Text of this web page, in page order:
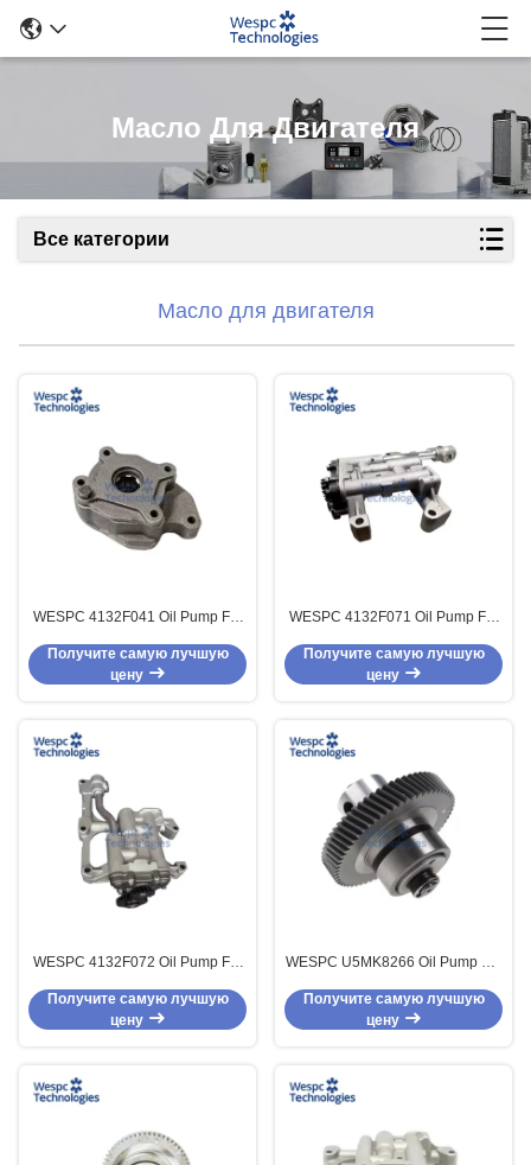
Масло Для Двигателя
Все категории
Масло для двигателя
WESPC 4132F041 Oil Pump For
Series Diesel Engines
Получите самую лучшую
цену
WESPC 4132F071 Oil Pump For
Engines
Получите самую лучшую
цену
WESPC 4132F072 Oil Pump For
Engines
Получите самую лучшую
цену
WESPC U5MK8266 Oil Pump For
Engines
Получите самую лучшую
цену